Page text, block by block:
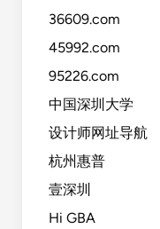
36609.com
45992.com
95226.com
中国深圳大学
设计师网址导航
杭州惠普
壹深圳
Hi GBA